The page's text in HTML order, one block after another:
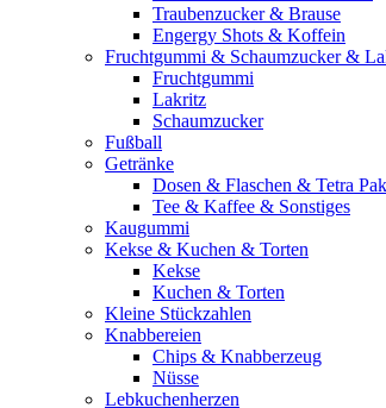
Traubenzucker & Brause
Engergy Shots & Koffein
Fruchtgummi & Schaumzucker &
Fruchtgummi
Lakritz
Schaumzucker
Fußball
Getränke
Dosen & Flaschen & Tetra
Tee & Kaffee & Sonstiges
Kaugummi
Kekse & Kuchen & Torten
Kekse
Kuchen & Torten
Kleine Stückzahlen
Knabbereien
Chips & Knabberzeug
Nüsse
Lebkuchenherzen